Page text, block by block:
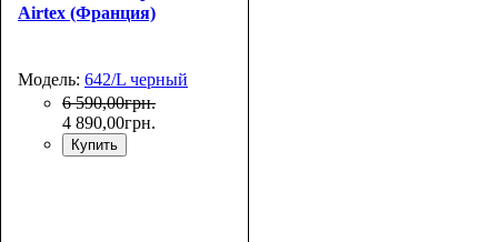
Airtex (Франция)
Модель: 642/L черный
6 590,00грн.
4 890,00грн.
Купить